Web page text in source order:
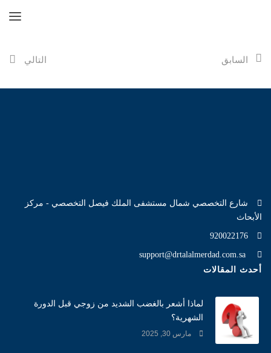
السابق التالي
شارع التخصصي شمال مستشفى الملك فيصل التخصصي - مركز
الأبحاث
920022176
أحدث المقالات
لماذا أشعر بالغضب الشديد من زوجي قبل الدورة
الشهرية؟
مارس 30, 2025